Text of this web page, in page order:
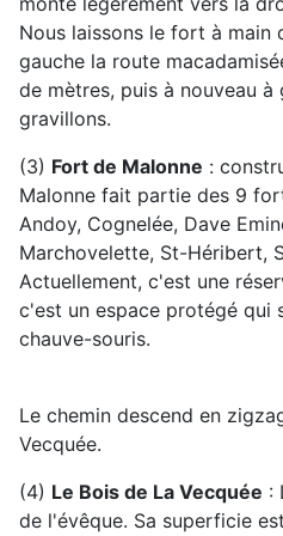
Nous laissons le fort à main
gauche la route
de mètres, puis à nouveau à
gravillons.
(3) Fort de Malonne :
Malonne fait partie des 9
Andoy, Cognelée, Dave
Marchovelette, St-Héribert,
Actuellement, c'est une
c'est un espace protégé qui
chauve-souris.
Le chemin descend en
Vecquée.
(4) Le Bois de La Vecquée :
de l'évêque. Sa superficie